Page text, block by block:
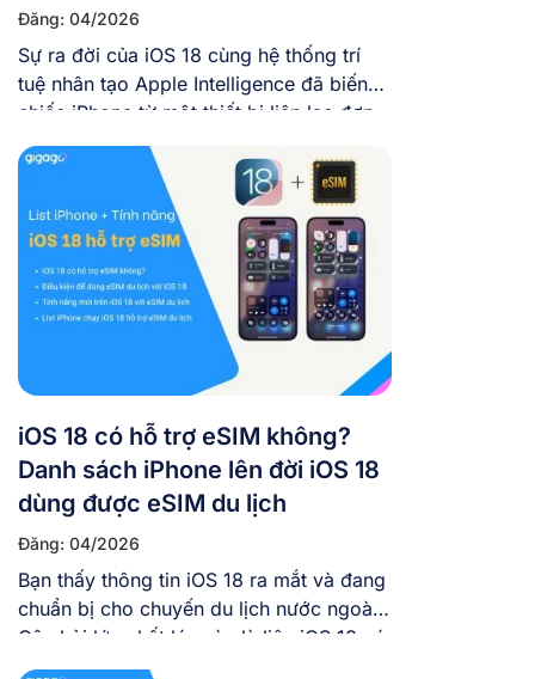
Đăng: 04/2026
Sự ra đời của iOS 18 cùng hệ thống trí
tuệ nhân tạo Apple Intelligence đã biến
chiếc iPhone từ một thiết bị liên lạc đơn
thuần thành một “trợ lý ảo” thực thụ. Đặc
biệt đối với những người thường xuyên
xê dịch, sự kết hợp giữa iPhone iOS 18
và một chiếc eSIM […]
iOS 18 có hỗ trợ eSIM không?
Danh sách iPhone lên đời iOS 18
dùng được eSIM du lịch
Đăng: 04/2026
Bạn thấy thông tin iOS 18 ra mắt và đang
chuẩn bị cho chuyến du lịch nước ngoài.
Câu hỏi lớn nhất lúc này là liệu iOS 18 có
hỗ trợ eSIM không, liệu hệ điều hành mới